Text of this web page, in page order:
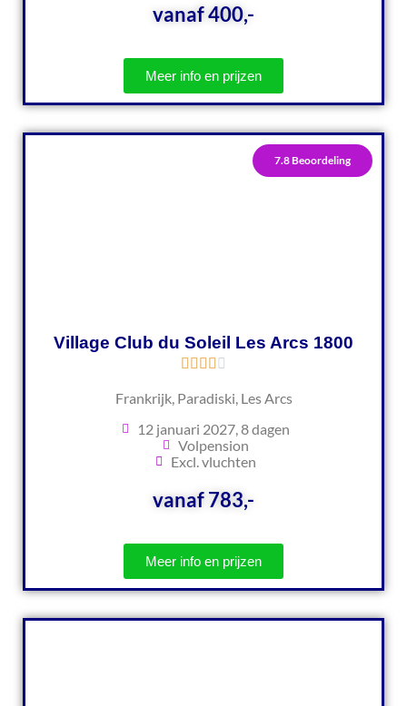
vanaf 400,-
Meer info en prijzen
7.8 Beoordeling
Village Club du Soleil Les Arcs 1800
Frankrijk, Paradiski, Les Arcs
12 januari 2027, 8 dagen
Volpension
Excl. vluchten
vanaf 783,-
Meer info en prijzen